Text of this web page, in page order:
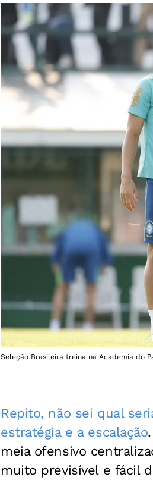
Seleção Brasileira treina na Academia do
Repito, não sei qual
estratégia e a escalação
meia ofensivo
muito previsível e fácil